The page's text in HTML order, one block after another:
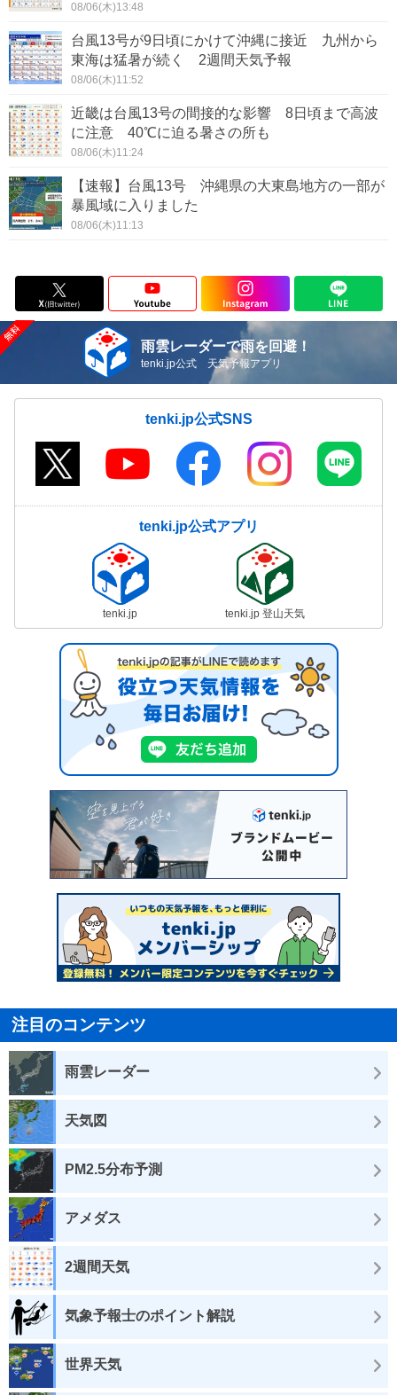
08/06(木)13:48
台風13号が9日頃にかけて沖縄に接近 九州から
東海は猛暑が続く 2週間天気予報
08/06(木)11:52
近畿は台風13号の間接的な影響 8日頃まで高波
に注意 40℃に迫る暑さの所も
08/06(木)11:24
【速報】台風13号 沖縄県の大東島地方の一部が
暴風域に入りました
08/06(木)11:13
雨雲レーダーで雨を回避！
tenki.jp公式 天気予報アプリ
tenki.jp公式SNS
tenki.jp公式アプリ
tenki.jp tenki.jp 登山天気
注目のコンテンツ
雨雲レーダー
天気図
PM2.5分布予測
アメダス
2週間天気
気象予報士のポイント解説
世界天気